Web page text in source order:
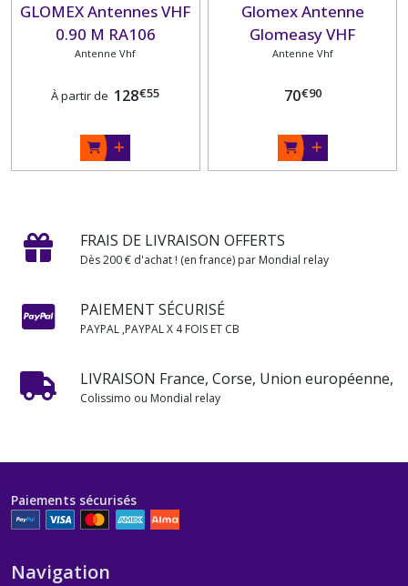
GLOMEX Antennes VHF
0.90 M RA106
Antenne Vhf
À partir de 128€55
Glomex Antenne
Glomeasy VHF
RA106SLSFME - 3dB -
Antenne Vhf
70€90
FRAIS DE LIVRAISON OFFERTS
Dès 200 € d'achat ! (en france) par Mondial relay
PAIEMENT SÉCURISÉ
PAYPAL ,PAYPAL X 4 FOIS ET CB
LIVRAISON France, Corse, Union européenne,
Colissimo ou Mondial relay
Paiements sécurisés
Navigation